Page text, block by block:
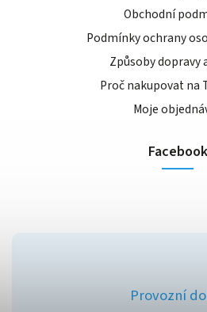
Obchodní
Podmínky ochrany
Způsoby dopravy
Proč nakupovat na
Moje
Facebook